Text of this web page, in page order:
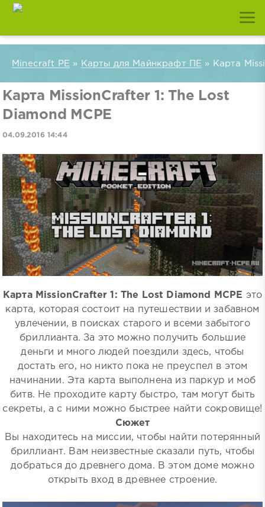
Minecraft PE » Карты для Майнкрафт ПЕ » Карта
Карта MissionCrafter 1: The Lost
Diamond MCPE
04.09.2016 14:44
Карта MissionCrafter 1: The Lost Diamond MCPE это
карта, которая состоит на путешествии и забавном
увлечении, в поисках старого и всеми забытого
бриллианта. За это можно получить большие
деньги и много людей поездили здесь, чтобы
достать его, но никто пока не преуспел в этом
начинании. Эта карта выполнена из паркур и моб
битв. Не проходите карту быстро, там могут быть
секреты, а с ними можно быстрее найти сокровище!
Сюжет
Вы находитесь на миссии, чтобы найти потерянный
бриллиант. Вам неизвестные сказали путь, чтобы
добраться до древнего дома. В этом доме можно
открыть вход в древнее строение.